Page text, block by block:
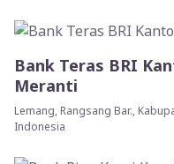
Bank Teras BRI
Meranti
Lemang, Rangsang Bar.,
Indonesia